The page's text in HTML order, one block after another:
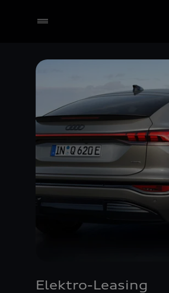
Elektro-Leasing